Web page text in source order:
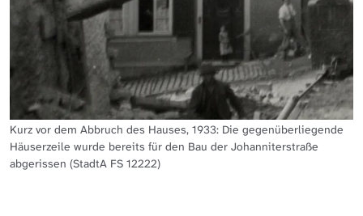
Kurz vor dem Abbruch des Hauses, 1933: Die gegenüberliegende
Häuserzeile wurde bereits für den Bau der Johanniterstraße
abgerissen (StadtA FS 12222)